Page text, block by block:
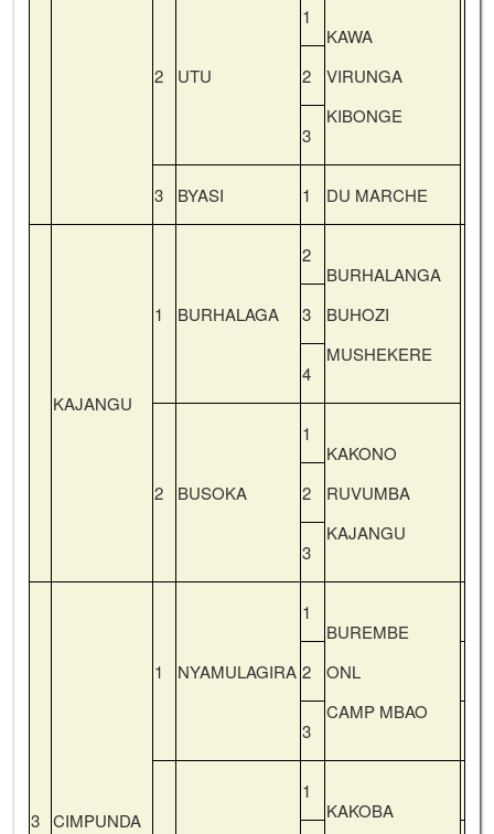
2 UTU
1
KAWA
VIRUNGA
KIBONGE
2
3
3 BYASI 1 DU MARCHE
KAJANGU
1 BURHALAGA
2
BURHALANGA
BUHOZI
MUSHEKERE
3
4
2 BUSOKA
1
KAKONO
RUVUMBA
KAJANGU
2
3
3 CIMPUNDA
1 NYAMULAGIRA
1
BUREMBE
ONL
CAMP MBAO
2
3
1
KAKOBA